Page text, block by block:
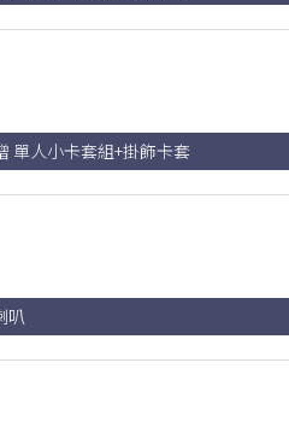
單人小卡套組+掛飾卡套
叭